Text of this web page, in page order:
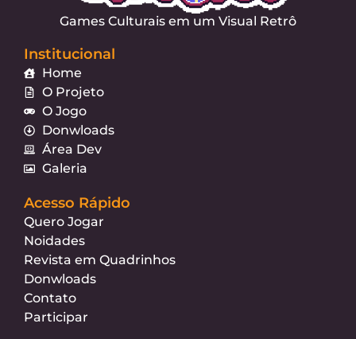
Games Culturais em um Visual Retrô
Institucional
Home
O Projeto
O Jogo
Donwloads
Área Dev
Galeria
Acesso Rápido
Quero Jogar
Noidades
Revista em Quadrinhos
Donwloads
Contato
Participar